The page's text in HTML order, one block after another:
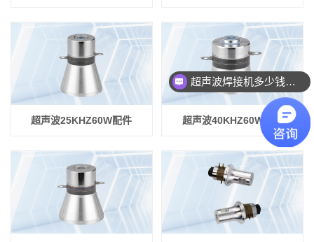
超声波25KHZ60W配件 超声波40KHZ60W配件
超声波焊接机多少钱一台？